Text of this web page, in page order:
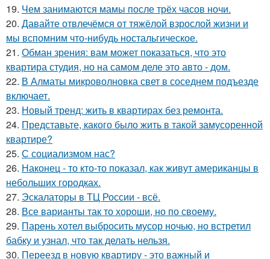
19. Чем занимаются мамы после трёх часов ночи.
20. Давайте отвлечёмся от тяжёлой взрослой жизни и
мы вспомним что-нибудь ностальгическое.
21. Обман зрения: вам может показаться, что это
квартира студия, но на самом деле это авто - дом.
22. В Алматы микроволновка свет в соседнем подъезде
включает.
23. Новый тренд: жить в квартирах без ремонта.
24. Представьте, какого было жить в такой замусоренной
квартире?
25. С социализмом нас?
26. Наконец - то кто-то показал, как живут американцы в
небольших городках.
27. Эскалаторы в ТЦ России - всё.
28. Все варианты так то хороши, но по своему.
29. Парень хотел выбросить мусор ночью, но встретил
бабку и узнал, что так делать нельзя.
30. Переезд в новую квартиру - это важный и